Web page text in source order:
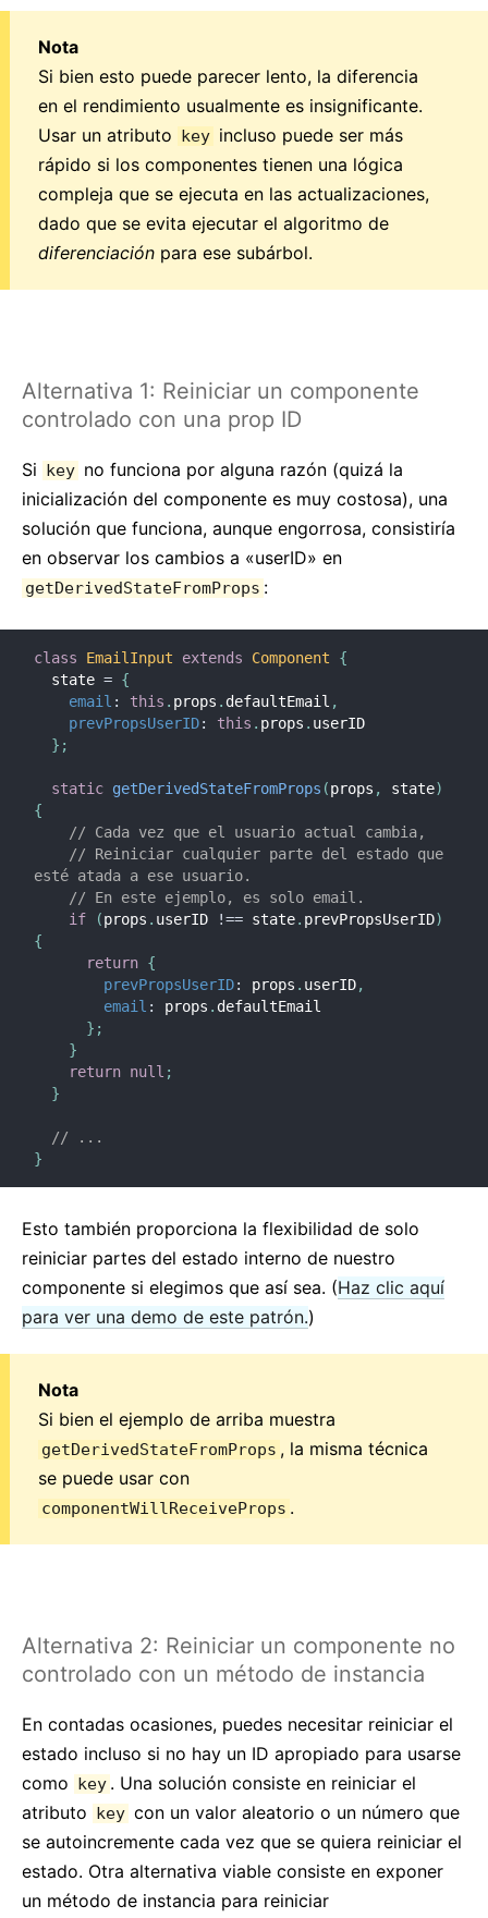
Nota
Si bien esto puede parecer lento, la diferencia
en el rendimiento usualmente es insignificante.
Usar un atributo key incluso puede ser más
rápido si los componentes tienen una lógica
compleja que se ejecuta en las actualizaciones,
dado que se evita ejecutar el algoritmo de
diferenciación para ese subárbol.
Alternativa 1: Reiniciar un componente
controlado con una prop ID
Si key no funciona por alguna razón (quizá la
inicialización del componente es muy costosa), una
solución que funciona, aunque engorrosa, consistiría
en observar los cambios a «userID» en
getDerivedStateFromProps :
class EmailInput extends Component
{
  state
= {
email : this . props . defaultEmail ,
prevPropsUserID: this . props . userID
} ;
static getDerivedStateFromProps (props , state)
{
// Cada vez que el usuario actual cambia,
// Reiniciar cualquier parte del estado que
esté atada a ese usuario.
// En este ejemplo, es solo email.
if
(props . userID !== state. prevPropsUserID)
{
return {
prevPropsUserID: props . userID,
email : props . defaultEmail
} ;
}
return null ;
}
// ...
}
Esto también proporciona la flexibilidad de solo
reiniciar partes del estado interno de nuestro
componente si elegimos que así sea. (Haz clic aquí
para ver una demo de este patrón.)
Nota
Si bien el ejemplo de arriba muestra
getDerivedStateFromProps , la misma técnica
se puede usar con
componentWillReceiveProps .
Alternativa 2: Reiniciar un componente no
controlado con un método de instancia
En contadas ocasiones, puedes necesitar reiniciar el
estado incluso si no hay un ID apropiado para usarse
como key . Una solución consiste en reiniciar el
atributo key con un valor aleatorio o un número que
se autoincremente cada vez que se quiera reiniciar el
estado. Otra alternativa viable consiste en exponer
un método de instancia para reiniciar